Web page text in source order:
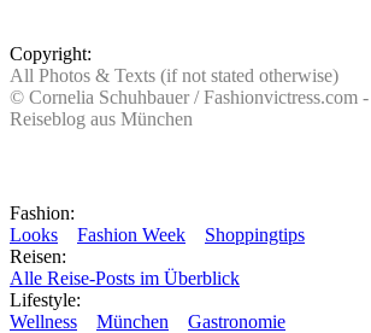
Copyright:
All Photos & Texts (if not stated otherwise)
© Cornelia Schuhbauer / Fashionvictress.com
Reiseblog aus München
Fashion:
Looks
Fashion Week
Shoppingtips
Reisen:
Alle Reise-Posts im Überblick
Lifestyle:
Wellness
München Gastronomie